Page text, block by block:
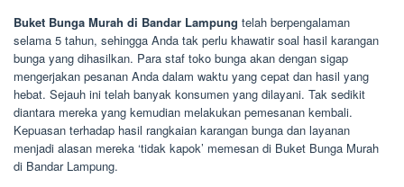
Buket Bunga Murah di Bandar Lampung telah berpengalaman
selama 5 tahun, sehingga Anda tak perlu khawatir soal hasil karangan
bunga yang dihasilkan. Para staf toko bunga akan dengan sigap
mengerjakan pesanan Anda dalam waktu yang cepat dan hasil yang
hebat. Sejauh ini telah banyak konsumen yang dilayani. Tak sedikit
diantara mereka yang kemudian melakukan pemesanan kembali.
Kepuasan terhadap hasil rangkaian karangan bunga dan layanan
menjadi alasan mereka ‘tidak kapok’ memesan di Buket Bunga Murah
di Bandar Lampung.